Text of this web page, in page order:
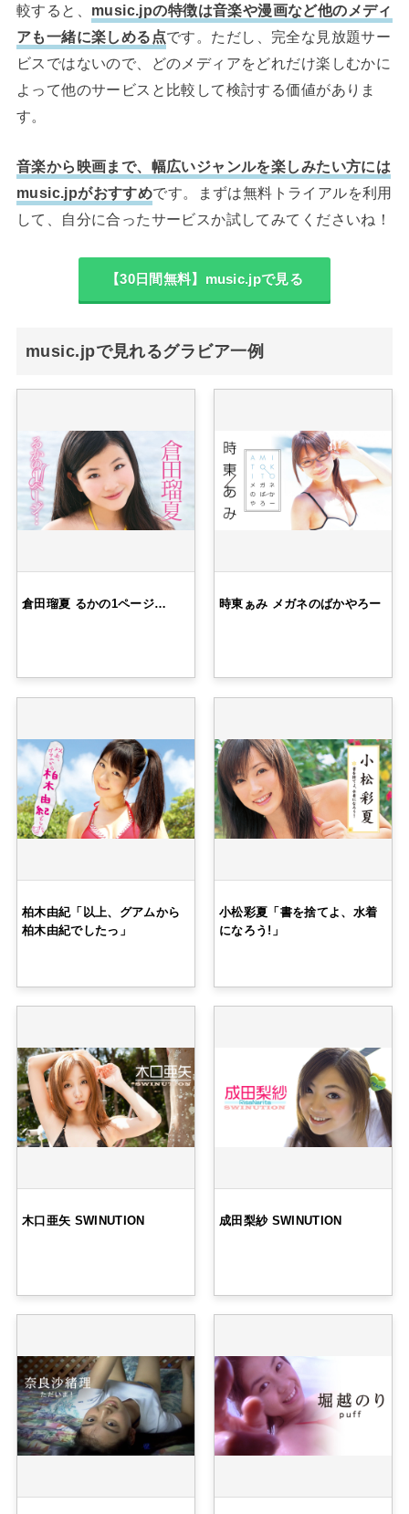
較すると、 music.jpの特徴は音楽や漫画など他のメディ
アも一緒に楽しめる点です。ただし、完全な見放題サー
ビスではないので、どのメディアをどれだけ楽しむかに
よって他のサービスと比較して検討する価値がありま
す。
音楽から映画まで、幅広いジャンルを楽しみたい方には
music.jpがおすすめです。まずは無料トライアルを利用
して、自分に合ったサービスか試してみてくださいね！
【30日間無料】music.jpで見る
music.jpで見れるグラビア一例
倉田瑠夏 るかの1ページ… 時東ぁみ メガネのばかやろー
柏木由紀「以上、グアムから
柏木由紀でしたっ」
小松彩夏「書を捨てよ、水着
になろう!」
木口亜矢 SWINUTION 成田梨紗 SWINUTION